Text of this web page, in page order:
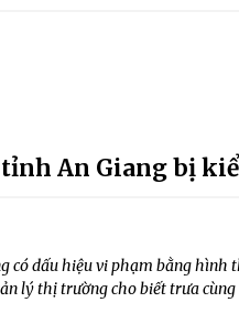
An Giang bị
có dấu hiệu vi phạm bằng hình
lý thị trường cho biết trưa